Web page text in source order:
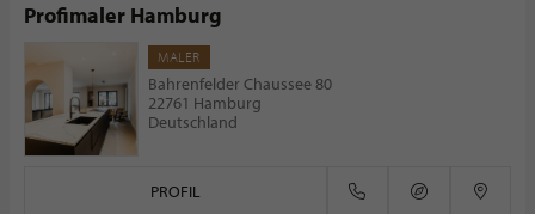
Profimaler Hamburg
MALER
Bahrenfelder Chaussee 80
22761 Hamburg
Deutschland
PROFIL